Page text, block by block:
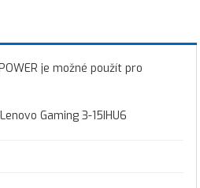
je možné použít pro
Gaming 3-15IHU6